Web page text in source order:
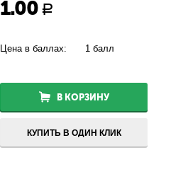
1.00 Р
Цена в баллах: 1 балл
В КОРЗИНУ
КУПИТЬ В ОДИН КЛИК